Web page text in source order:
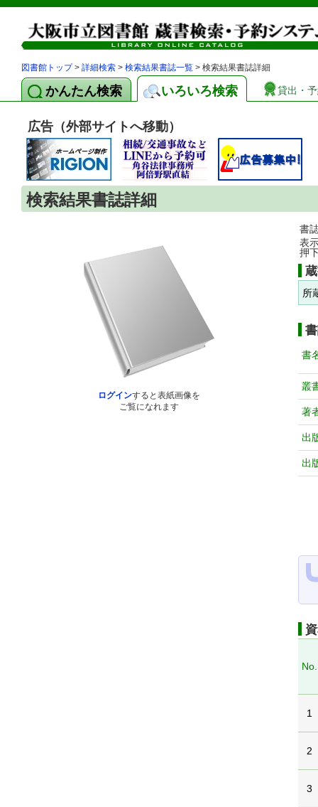
図書館トップ> 詳細検索 > 検索結果書誌一覧 > 検索結果書誌詳細
かんたん検索 いろいろ検索 貸出・
広告（外部サイトへ移動）
検索結果書誌詳細
ログインすると表紙画像を
ご覧になれます
書
表
押
所
書
叢
著
出
出
No.
1
2
3